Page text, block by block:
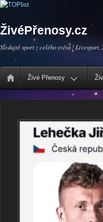
ŽivéPřenosy.cz
Sledujte sport z celého světa !
Živé Přenosy